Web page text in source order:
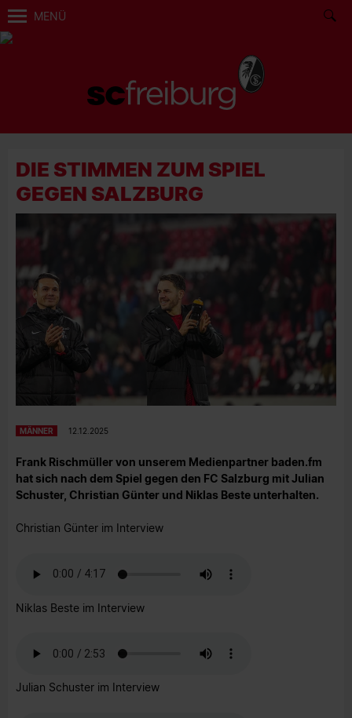
MENÜ
DIE STIMMEN ZUM SPIEL
GEGEN SALZBURG
MÄNNER 12.12.2025
Frank Rischmüller von unserem Medienpartner baden.fm
hat sich nach dem Spiel gegen den FC Salzburg mit Julian
Schuster, Christian Günter und Niklas Beste unterhalten.
Christian Günter im Interview
Niklas Beste im Interview
Julian Schuster im Interview